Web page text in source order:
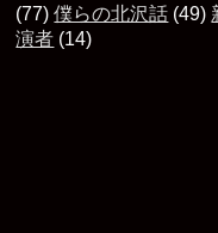
(77)僕らの北沢話 (49)
演者 (14)